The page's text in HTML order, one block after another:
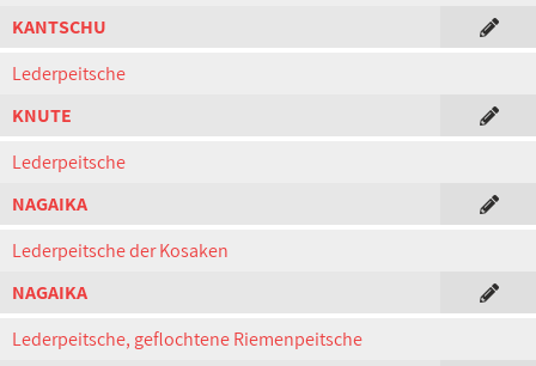
KANTSCHU
Lederpeitsche
KNUTE
Lederpeitsche
NAGAIKA
Lederpeitsche der Kosaken
NAGAIKA
Lederpeitsche, geflochtene Riemenpeitsche